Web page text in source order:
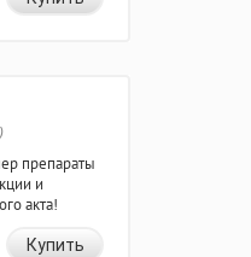
препараты
и
акта!
Купить